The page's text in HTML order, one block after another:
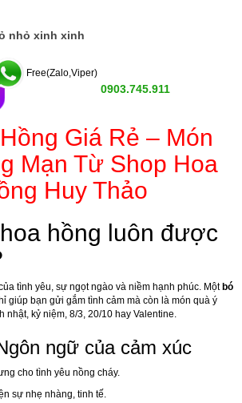
nhỏ xinh xinh
Free(Zalo,Viper)
0903.745.911
Giá Rẻ – Món
Mạn Từ Shop Hoa
Huy Thảo
hồng luôn được
tình yêu, sự ngọt ngào và niềm hạnh phúc. Một bó
giúp bạn gửi gắm tình cảm mà còn là món quà ý
nhật, kỷ niệm, 8/3, 20/10 hay Valentine.
ngữ của cảm xúc
cho tình yêu nồng cháy.
sự nhẹ nhàng, tinh tế.